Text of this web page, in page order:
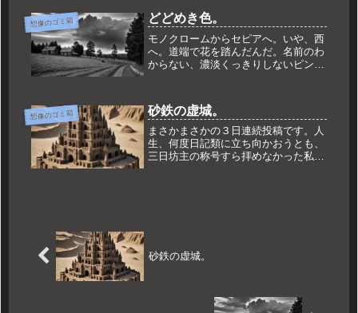
水分バランスが高頻度で変動する。感
覚としては、脳を直接揉みしだかれて
い...
想像のゴミ箱 どどめき色。
モノクロームからセピアへ。いや、西
へ。道端で花を踏んだんだ。名前のわ
からない、濃淡くっきりしないピンク
る。はたして、ただ踏みつけただけで
こんなに綺麗に折れるのだろうか。悩
み...
想像のゴミ箱 砂鉄の虚城。
まさかまさかの３日連続投稿です。人
生、何度日記類に立ち向かおうとも、
三日坊主の称号すら拝めなかった私が
砂鉄の虚城。